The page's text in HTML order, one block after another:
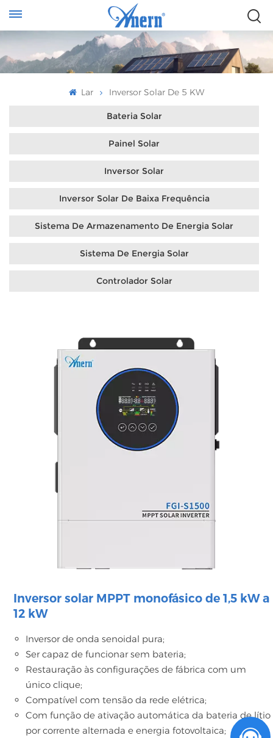
Lar Inversor Solar De 5 KW
Bateria Solar
Painel Solar
Inversor Solar
Inversor Solar De Baixa Frequência
Sistema De Armazenamento De Energia Solar
Sistema De Energia Solar
Controlador Solar
Inversor solar MPPT monofásico de 1,5 kW a
12 kW
Inversor de onda senoidal pura;
Ser capaz de funcionar sem bateria;
Restauração às configurações de fábrica com um
único clique;
Compatível com tensão da rede elétrica;
Com função de ativação automática da bateria de lítio
por corrente alternada e energia fotovoltaica;